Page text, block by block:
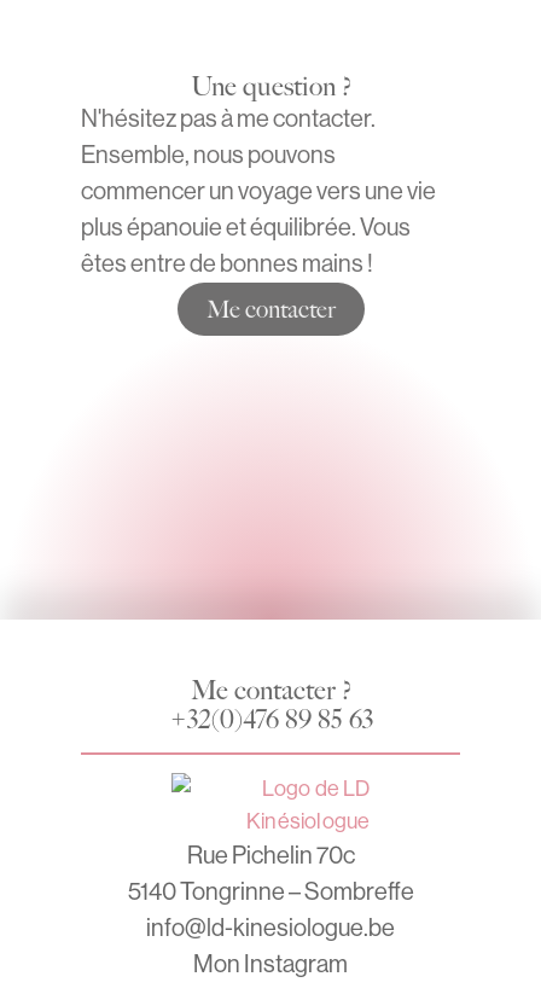
Une question ?
N'hésitez pas à me contacter.
Ensemble, nous pouvons
commencer un voyage vers une vie
plus épanouie et équilibrée. Vous
êtes entre de bonnes mains !
Me contacter
Me contacter ?
+32(0)476 89 85 63
Rue Pichelin 70c
5140 Tongrinne – Sombreffe
info@ld-kinesiologue.be
Mon Instagram